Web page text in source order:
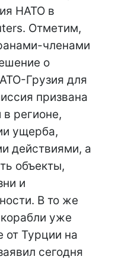
НАТО в
Отметим,
членами
о
Грузия для
призвана
в регионе,
ущерба,
действиями, а
объекты,
и
В то же
уже
от Турции на
сегодня